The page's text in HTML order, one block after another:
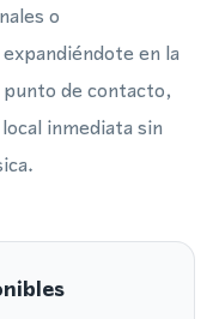
o
en la
de contacto,
inmediata sin